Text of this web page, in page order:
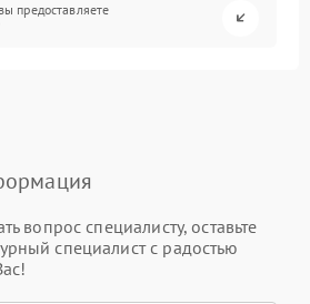
предоставляете
вопрос специалисту, оставьте
специалист с радостью